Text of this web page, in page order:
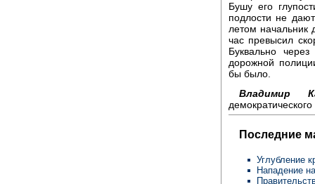
Бушу его
подлости не
летом начальник
час превысил
Буквально
дорожной
бы было.
Владимир
Последние
Углубление
Нападение